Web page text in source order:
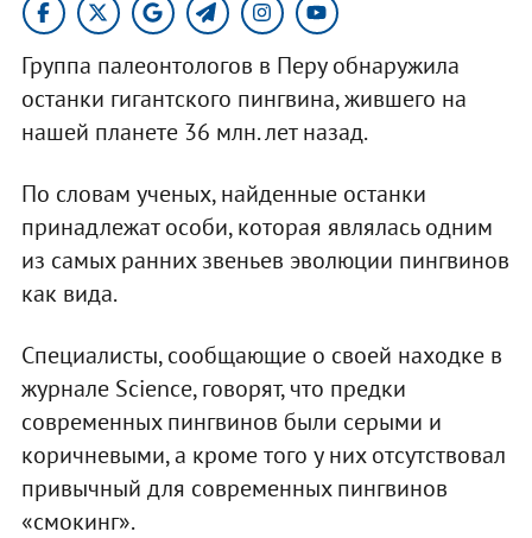
Группа палеонтологов в Перу обнаружила
останки гигантского пингвина, жившего на
нашей планете 36 млн. лет назад.
По словам ученых, найденные останки
принадлежат особи, которая являлась одним
из самых ранних звеньев эволюции пингвинов
как вида.
Специалисты, сообщающие о своей находке в
журнале Science, говорят, что предки
современных пингвинов были серыми и
коричневыми, а кроме того у них отсутствовал
привычный для современных пингвинов
«смокинг».